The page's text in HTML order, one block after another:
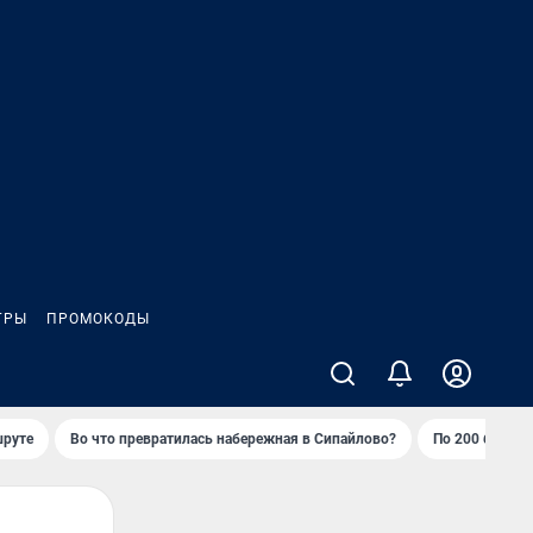
ПРОМОКОДЫ
Во что превратилась набережная в Сипайлово? По 200